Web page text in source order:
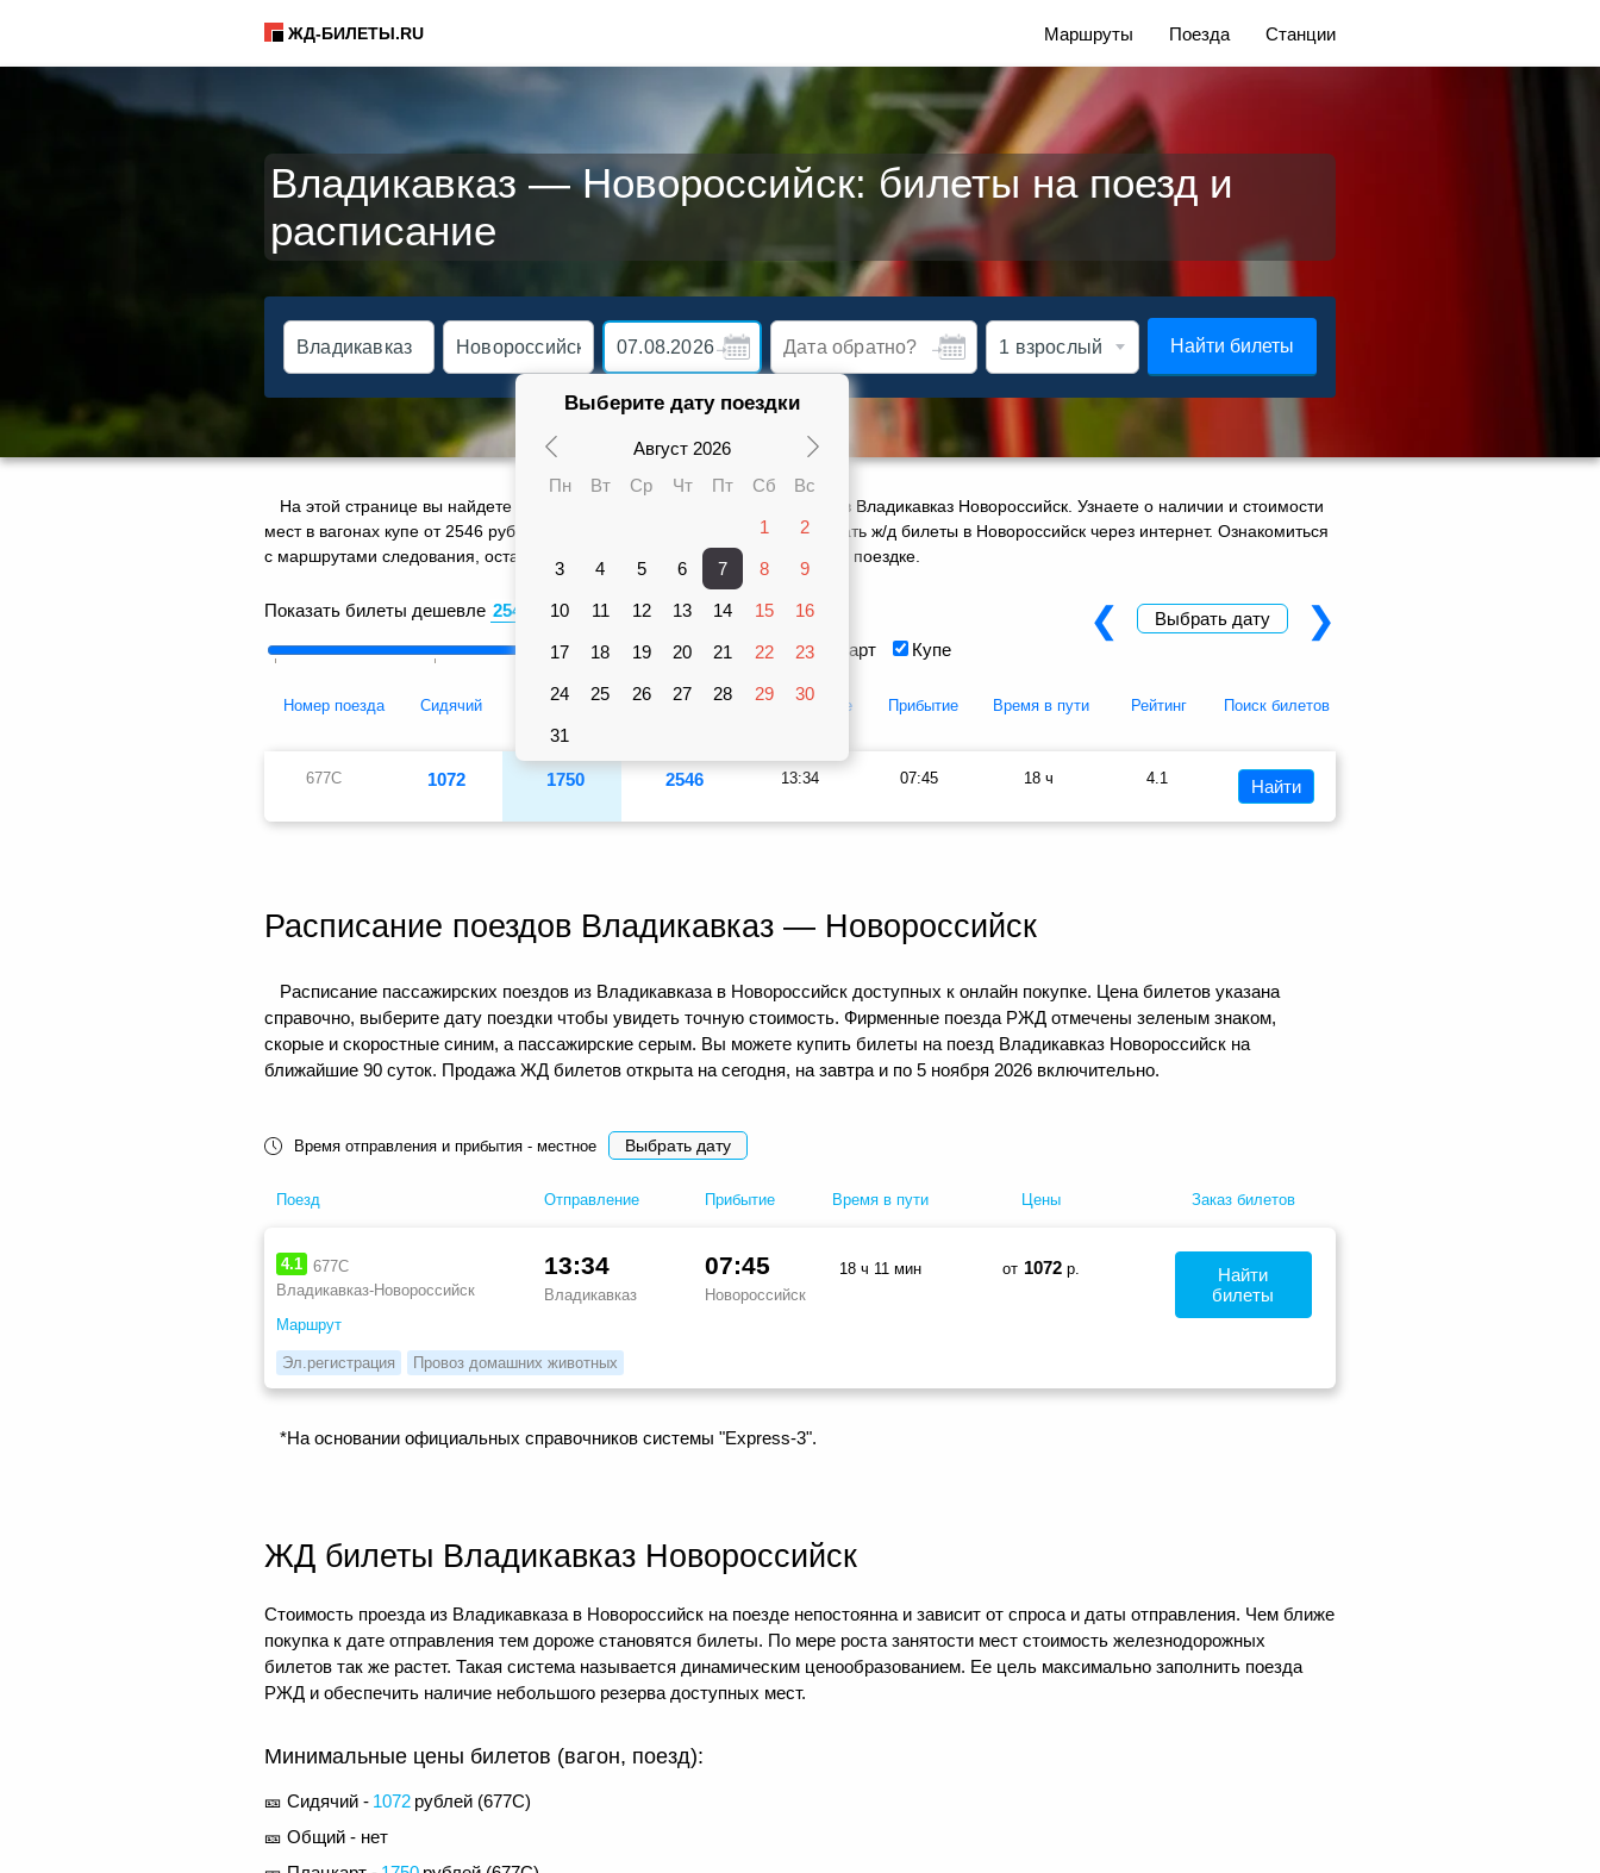
ЖД-БИЛЕТЫ.RU Маршруты Поезда Станции
Владикавказ — Новороссийск: билеты на поезд и
расписание
Выберите дату поездки
Август 2026
Пн
Вт Ср Чт Пт Сб Вс
1 2
3 4 5 6 7 8 9
10 11 12 13 14 15 16
17 18 19 20 21 22 23
24 25 26 27 28 29 30
31
Найти билеты
На этой странице вы найдете актуальное расписание движения поездов Владикавказ Новороссийск. Узнаете о наличии и стоимости
мест в вагонах купе от 2546 руб. и плацкарте от 1750 руб. Сможете заказать ж/д билеты в Новороссийск через интернет. Ознакомиться
с маршрутами следования, остановками 1 поезда, оставить отзыв о своей поездке.
Показать билеты дешевле рублей Вагоны
Сидячий Плацкарт Купе
❮ Выбрать дату ❯
Номер поезда Сидячий Плацкарт Купе Отправление Прибытие Время в пути Рейтинг Поиск билетов
677С 1072 1750 2546 13:34 07:45 18 ч 4.1 Найти
Расписание поездов Владикавказ — Новороссийск
Расписание пассажирских поездов из Владикавказа в Новороссийск доступных к онлайн покупке. Цена билетов указана
справочно, выберите дату поездки чтобы увидеть точную стоимость. Фирменные поезда РЖД отмечены зеленым знаком,
скорые и скоростные синим, а пассажирские серым. Вы можете купить билеты на поезд Владикавказ Новороссийск на
ближайшие 90 суток. Продажа ЖД билетов открыта на сегодня, на завтра и по 5 ноября 2026 включительно.
Время отправления и прибытия - местное Выбрать дату
Поезд Отправление Прибытие Время в пути Цены Заказ билетов
4.1 677С
Владикавказ-Новороссийск
Маршрут
13:34
Владикавказ
07:45
Новороссийск
18 ч 11 мин от 1072 р.
Эл.регистрация Провоз домашних животных
Найти
билеты
*На основании официальных справочников системы "Express-3".
ЖД билеты Владикавказ Новороссийск
Стоимость проезда из Владикавказа в Новороссийск на поезде непостоянна и зависит от спроса и даты отправления. Чем ближе
покупка к дате отправления тем дороже становятся билеты. По мере роста занятости мест стоимость железнодорожных
билетов так же растет. Такая система называется динамическим ценообразованием. Ее цель максимально заполнить поезда
РЖД и обеспечить наличие небольшого резерва доступных мест.
Минимальные цены билетов (вагон, поезд):
🎫 Сидячий - 1072 рублей (677С)
🎫 Общий - нет